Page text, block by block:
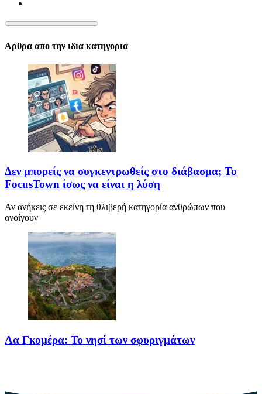
Αρθρα απο την ιδια κατηγορια
Δεν μπορείς να συγκεντρωθείς στο διάβασμα; Το
FocusTown ίσως να είναι η λύση
Αν ανήκεις σε εκείνη τη θλιβερή κατηγορία ανθρώπων που
ανοίγουν
Λα Γκομέρα: Το νησί των σφυριγμάτων